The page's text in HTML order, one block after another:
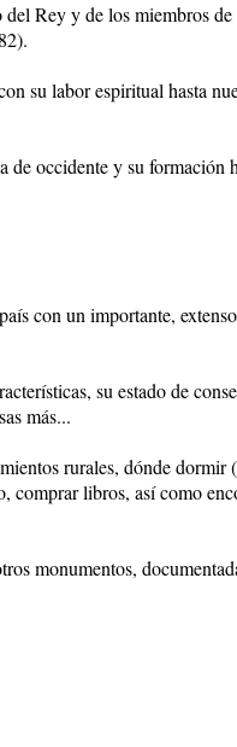
Rey y de los miembros
su labor espiritual hasta
occidente y su formación
con un importante,
su estado de
más...
rurales, dónde dormir
comprar libros, así como
monumentos,